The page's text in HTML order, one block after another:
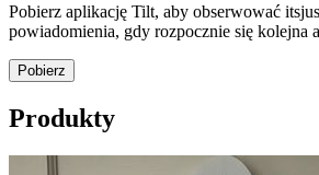
Pobierz aplikację Tilt, aby obserwować
powiadomienia, gdy rozpocznie się kolejna
Pobierz
Produkty